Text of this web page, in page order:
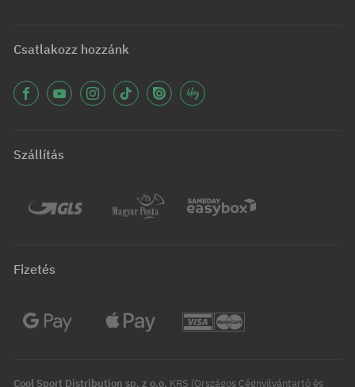
Csatlakozz hozzánk
Szállítás
Fizetés
Cool Sport Distribution sp. z o.o. KRS (Országos Cégnyilvántartó és